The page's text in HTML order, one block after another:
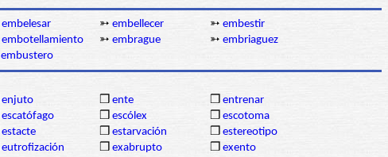
embelesar ➳ embellecer ➳ embestir
embotellamiento ➳ embrague ➳ embriaguez
embustero
enjuto ❒ ente ❒ entrenar
escatófago ❒ escólex ❒ escotoma
estacte ❒ estarvación ❒ estereotipo
eutrofización ❒ exabrupto ❒ exento